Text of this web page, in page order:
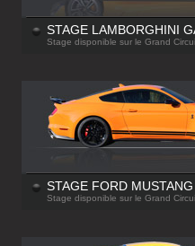
STAGE LAMBORGHINI
Stage disponible sur le Grand
STAGE FORD
Stage disponible sur le Grand